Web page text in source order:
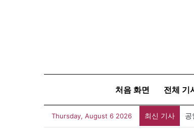
처음 화면 전체 기
Thursday, August 6 2026 최신 기사